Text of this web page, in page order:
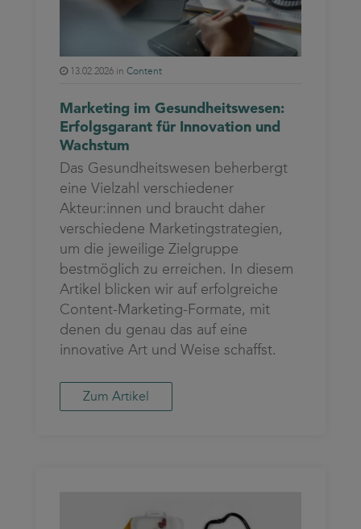
13.02.2026 in Content
Marketing im Gesundheitswesen:
Erfolgsgarant für Innovation und
Wachstum
Das Gesundheitswesen beherbergt
eine Vielzahl verschiedener
Akteur:innen und braucht daher
verschiedene Marketingstrategien,
um die jeweilige Zielgruppe
bestmöglich zu erreichen. In diesem
Artikel blicken wir auf erfolgreiche
Content-Marketing-Formate, mit
denen du genau das auf eine
innovative Art und Weise schaffst.
Zum Artikel